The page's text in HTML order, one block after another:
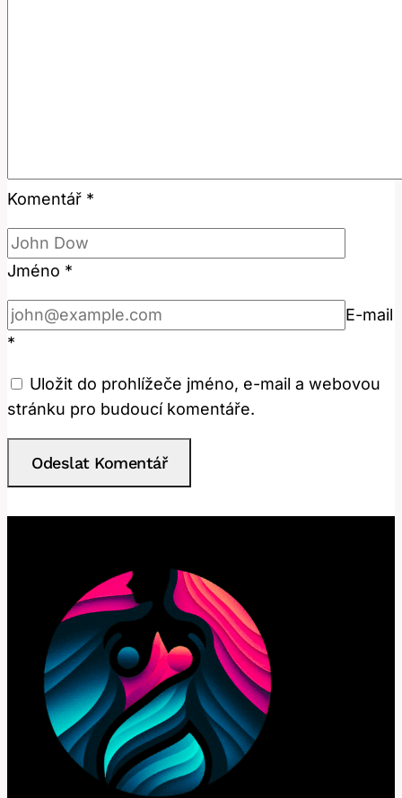
Komentář *
Jméno *
E-mail
*
Uložit do prohlížeče jméno, e-mail a webovou
stránku pro budoucí komentáře.